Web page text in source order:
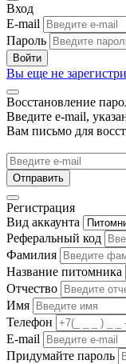
Вход
E-mail
Пароль
Войти
Вы еще не
Восстановление
Введите e-mail,
Вам письмо для
Отправить
Регистрация
Вид аккаунта
Реферальный код
Фамилия
Название питомника
Отчество
Имя
Телефон
E-mail
Придумайте пароль